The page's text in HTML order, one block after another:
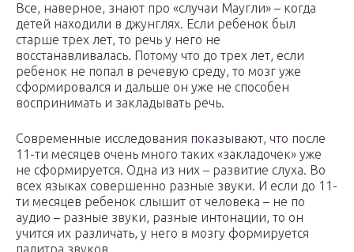
Все, наверное, знают про «случаи Маугли» – когда
детей находили в джунглях. Если ребенок был
старше трех лет, то речь у него не
восстанавливалась. Потому что до трех лет, если
ребенок не попал в речевую среду, то мозг уже
сформировался и дальше он уже не способен
воспринимать и закладывать речь.
Современные исследования показывают, что после
11-ти месяцев очень много таких «закладочек» уже
не сформируется. Одна из них – развитие слуха. Во
всех языках совершенно разные звуки. И если до 11-
ти месяцев ребенок слышит от человека – не по
аудио – разные звуки, разные интонации, то он
учится их различать, у него в мозгу формируется
палитра звуков.